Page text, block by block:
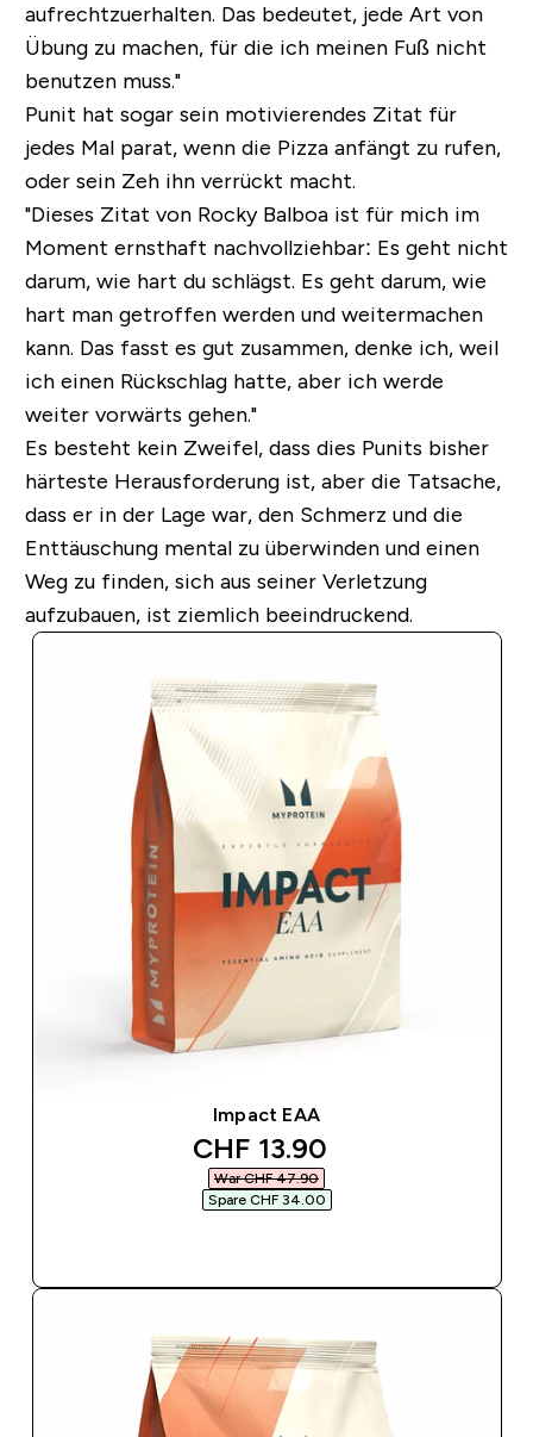
aufrechtzuerhalten. Das bedeutet, jede Art von
Übung zu machen, für die ich meinen Fuß nicht
benutzen muss."
Punit hat sogar sein motivierendes Zitat für
jedes Mal parat, wenn die Pizza anfängt zu rufen,
oder sein Zeh ihn verrückt macht.
"Dieses Zitat von Rocky Balboa ist für mich im
Moment ernsthaft nachvollziehbar: Es geht nicht
darum, wie hart du schlägst. Es geht darum, wie
hart man getroffen werden und weitermachen
kann. Das fasst es gut zusammen, denke ich, weil
ich einen Rückschlag hatte, aber ich werde
weiter vorwärts gehen."
Es besteht kein Zweifel, dass dies Punits bisher
härteste Herausforderung ist, aber die Tatsache,
dass er in der Lage war, den Schmerz und die
Enttäuschung mental zu überwinden und einen
Weg zu finden, sich aus seiner Verletzung
aufzubauen, ist ziemlich beeindruckend.
Impact EAA
discounted price
CHF 13.90‎
War CHF 47.90‎
Spare CHF 34.00‎